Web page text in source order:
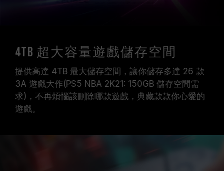
4TB 超大容量遊戲儲存空間
提供高達 4TB 最大儲存空間，讓你儲存多達 26 款
3A 遊戲大作(PS5 NBA 2K21: 150GB 儲存空間需
求)，不再煩惱該刪除哪款遊戲，典藏款款你心愛的
遊戲。